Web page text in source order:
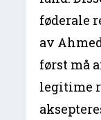
føderale
av
først må
legitime